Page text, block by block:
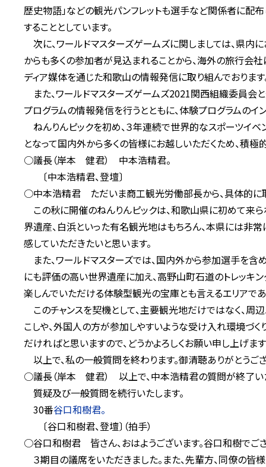
歴史物語」などの観光パンフレットも選手など関係者に配
することとしています。
次に、ワールドマスターズゲームズに関しましては、県内
からも多くの参加者が見込まれることから、海外の旅行会
ディア媒体を通じた和歌山の情報発信に取り組んでおります
また、ワールドマスターズゲームズ2021関西組織委員会
プログラムの情報発信を行うとともに、体験プログラムの
ねんりんピックを初め、３年連続で世界的なスポーツイ
となって国内外から多くの皆様にお越しいただくため、積極
○議長（岸本 健君） 中本浩精君。
〔中本浩精君、登壇〕
○中本浩精君 ただいま商工観光労働部長から、具体的に
この秋に開催のねんりんピックは、和歌山県に初めて来ら
界遺産、白浜といった有名観光地はもちろん、本県には非
感していただきたいと思います。
また、ワールドマスターズでは、国内外から参加選手を含
にも評価の高い世界遺産に加え、高野山町石道のトレッキン
楽しんでいただける体験型観光の宝庫とも言えるエリアであ
このチャンスを契機として、主要観光地だけではなく、周
こしや、外国人の方が参加しやすいような受け入れ環境づ
だければと思いますので、どうかよろしくお願い申し上げます
以上で、私の一般質問を終わります。御清聴ありがとうござ
○議長（岸本 健君） 以上で、中本浩精君の質問が終了い
質疑及び一般質問を続行いたします。
30番谷口和樹君。
〔谷口和樹君、登壇〕（拍手）
○谷口和樹君 皆さん、おはようございます。谷口和樹でご
３期目の議席をいただきました。また、先輩方、同僚の皆様